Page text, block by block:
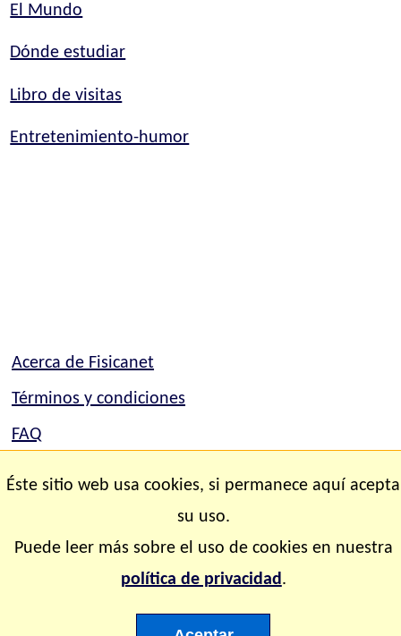
El Mundo
Dónde estudiar
Libro de visitas
Entretenimiento-humor
Acerca de Fisicanet
Términos y condiciones
FAQ
Mapa del sitio
derechos reservados
Éste sitio web usa cookies, si permanece aquí acepta
su uso.
Puede leer más sobre el uso de cookies en nuestra
política de privacidad.